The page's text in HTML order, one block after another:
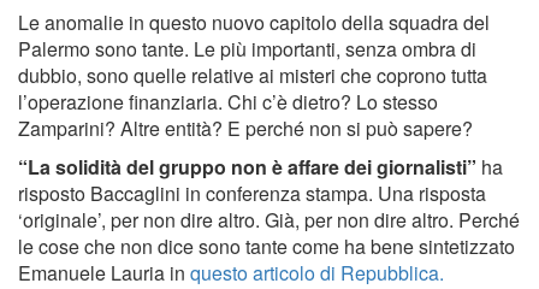
Le anomalie in questo nuovo capitolo della squadra del
Palermo sono tante. Le più importanti, senza ombra di
dubbio, sono quelle relative ai misteri che coprono tutta
l’operazione finanziaria. Chi c’è dietro? Lo stesso
Zamparini? Altre entità? E perché non si può sapere?
“La solidità del gruppo non è affare dei giornalisti” ha
risposto Baccaglini in conferenza stampa. Una risposta
‘originale’, per non dire altro. Già, per non dire altro. Perché
le cose che non dice sono tante come ha bene sintetizzato
Emanuele Lauria in questo articolo di Repubblica.